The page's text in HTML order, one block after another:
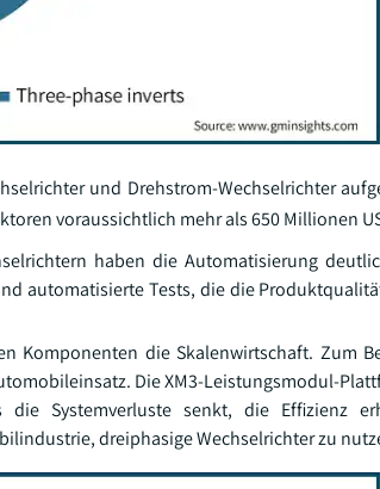
und Drehstrom-Wechselrichter
voraussichtlich mehr als 650 Millionen
haben die Automatisierung
automatisierte Tests, die die
Komponenten die Skalenwirtschaft. Zum
Die XM3-Leistungsmodul-
Systemverluste senkt, die Effizienz
dreiphasige Wechselrichter zu